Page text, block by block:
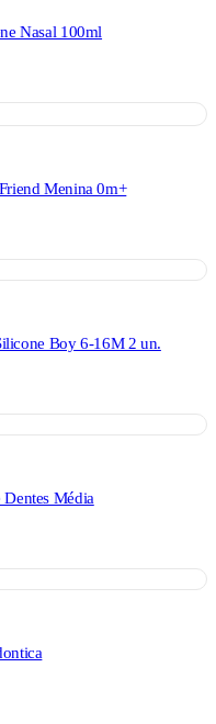
Nasal 100ml
Menina 0m+
Boy 6-16M 2 un.
Média